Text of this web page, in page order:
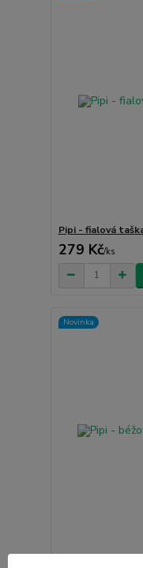
Pipi - fialová
279 Kč/ks
Novinka